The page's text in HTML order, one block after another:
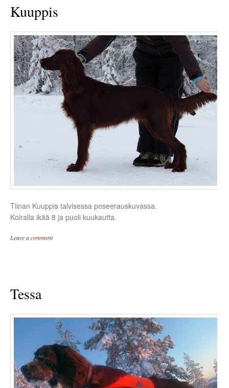
Kuuppis
Tiinan Kuuppis talvisessa poseerauskuvassa.
Koiralla ikää 8 ja puoli kuukautta.
Leave a comment
Tessa